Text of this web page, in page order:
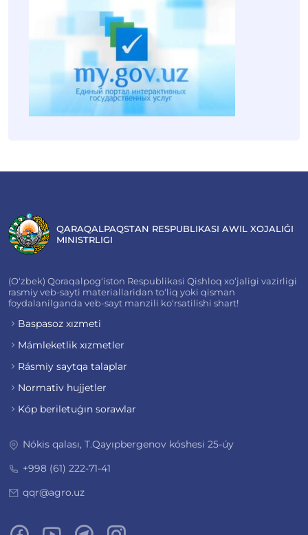
QARAQALPAQSTAN RESPUBLIKASI AWIL XOJALIǴI
MINISTRLIGI
(O‘zbek) Qoraqalpog‘iston Respublikasi Qishloq xo‘jaligi vazirligi
rasmiy veb-sayti materiallaridan to‘liq yoki qisman
foydalanilganda veb-sayt manzili ko‘rsatilishi shart!
Baspasoz xızmeti
Mámleketlik xızmetler
Rásmiy saytqa talaplar
Normativ hujjetler
Kóp beriletuǵın sorawlar
Nókis qalası, T.Qayıpbergenov kóshesi 25-úy
+998 (61) 222-71-41
qqr@agro.uz